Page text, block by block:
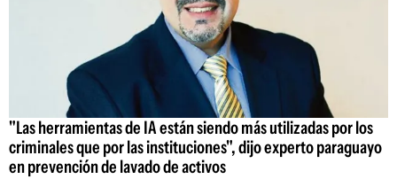
"Las herramientas de IA están siendo más utilizadas por los
criminales que por las instituciones", dijo experto paraguayo
en prevención de lavado de activos